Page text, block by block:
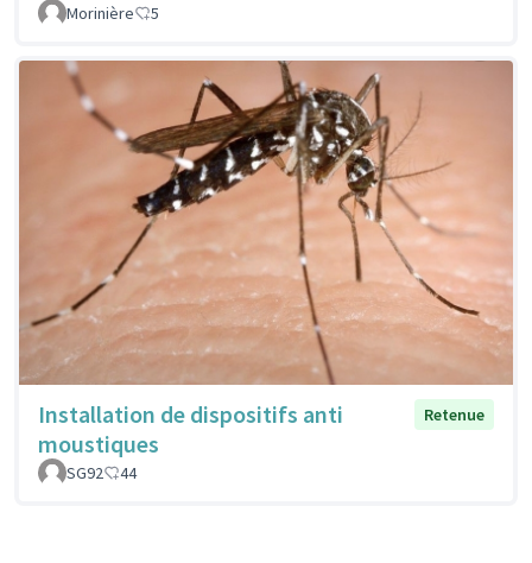
Morinière 5
Installation de dispositifs anti
moustiques
Retenue
SG92 44